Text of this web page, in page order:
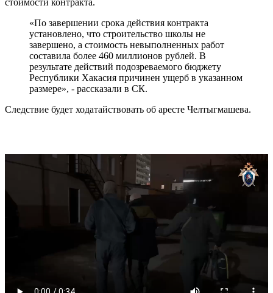
«По завершении срока действия контракта
установлено, что строительство школы не
завершено, а стоимость невыполненных работ
составила более 460 миллионов рублей. В
результате действий подозреваемого бюджету
Республики Хакасия причинен ущерб в указанном
размере», - рассказали в СК.
Следствие будет ходатайствовать об аресте Челтыгмашева.